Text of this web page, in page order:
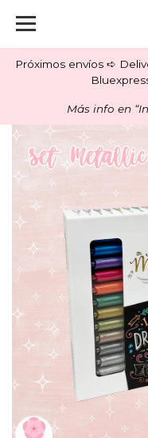
Próximos envíos ➪
Más info en